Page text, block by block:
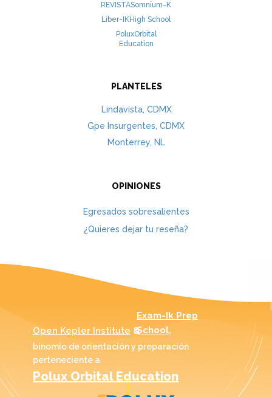
REVISTASomnium-K
Liber-IKHigh School
PoluxOrbital
Education
PLANTELES
Lindavista, CDMX
Gpe Insurgentes, CDM​X
Monterrey, NL
OPINIONES
Egresados sobresalientes
¿Quieres dejar tu reseña?
Exam-Ik Prep
School,
Open Kepler Institute &
binomio de orientación y preparación
perteneciente a
Polux Orbital Education